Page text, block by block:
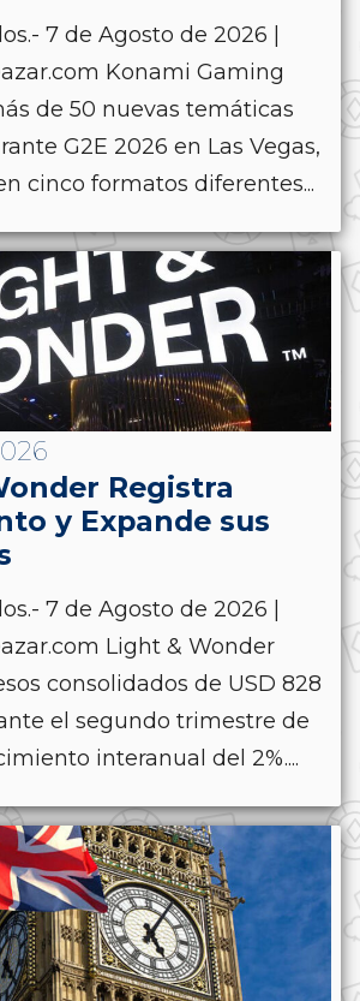
7 de Agosto de 2026 |
Konami Gaming
de 50 nuevas temáticas
G2E 2026 en Las Vegas,
cinco formatos diferentes...
Registra
y Expande sus
7 de Agosto de 2026 |
Light & Wonder
consolidados de USD 828
el segundo trimestre de
interanual del 2%....